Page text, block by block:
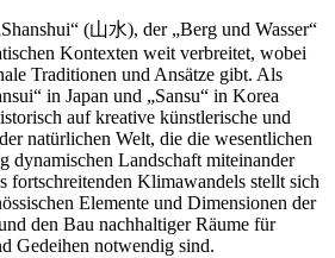
(山水), der „Berg und Wasser“
Kontexten weit verbreitet, wobei
Traditionen und Ansätze gibt. Als
in Japan und „Sansu“ in Korea
auf kreative künstlerische und
natürlichen Welt, die die wesentlichen
dynamischen Landschaft miteinander
fortschreitenden Klimawandels stellt sich
Elemente und Dimensionen der
den Bau nachhaltiger Räume für
Gedeihen notwendig sind.